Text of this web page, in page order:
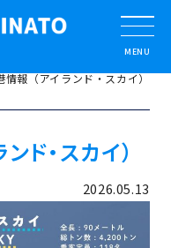
報（アイランド・スカイ）
ド・スカイ）
2026.05.13